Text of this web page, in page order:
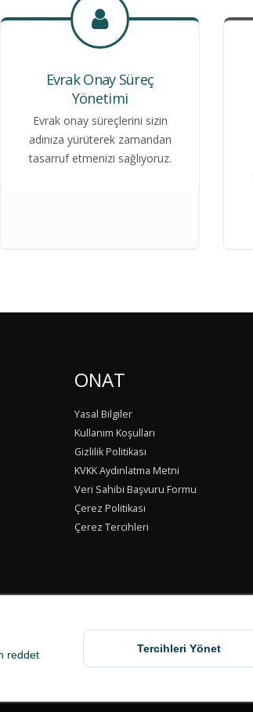
Evrak Onay Süreç
Yönetimi
Evrak onay süreçlerini sizin
adınıza yürüterek zamandan
tasarruf etmenizi sağlıyoruz.
ONAT
Yasal Bilgiler
Kullanım Koşulları
Gizlilik Politikası
KVKK Aydınlatma Metni
Veri Sahibi Başvuru Formu
Çerez Politikası
Çerez Tercihleri
reddet
Tercihleri Yönet